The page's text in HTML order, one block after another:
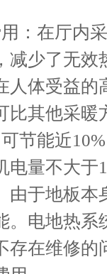
：在厅内
减少了无
人体受益
其他采暖
节能近
电量不大
由于地板
。电地热
存在维修